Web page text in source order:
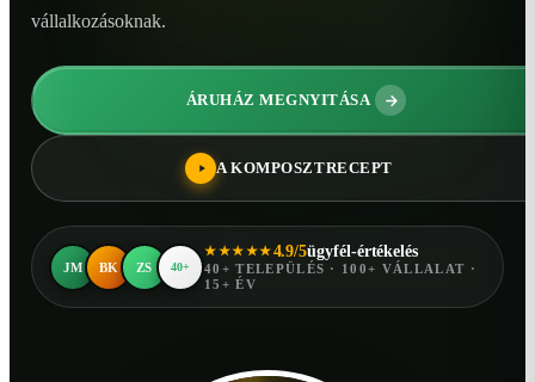
vállalkozásoknak.
ÁRUHÁZ MEGNYITÁSA
A KOMPOSZTRECEPT
JM BK ZS 40+
★★★★★4.9/5ügyfél-értékelés
40+ TELEPÜLÉS · 100+ VÁLLALAT ·
15+ ÉV